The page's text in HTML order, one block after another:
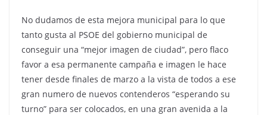
No dudamos de esta mejora municipal para lo que
tanto gusta al PSOE del gobierno municipal de
conseguir una “mejor imagen de ciudad”, pero flaco
favor a esa permanente campaña e imagen le hace
tener desde finales de marzo a la vista de todos a ese
gran numero de nuevos contenderos “esperando su
turno” para ser colocados, en una gran avenida a la